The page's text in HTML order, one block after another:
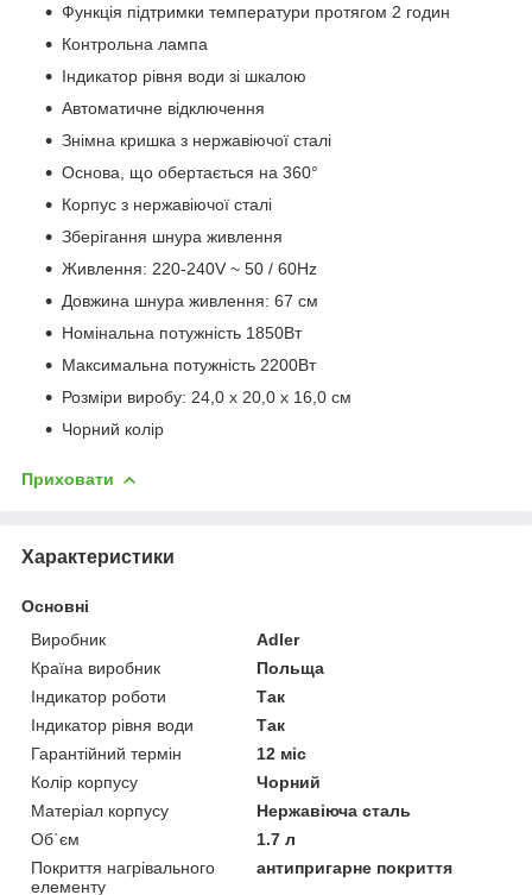
Функція підтримки температури протягом 2 годин
Контрольна лампа
Індикатор рівня води зі шкалою
Автоматичне відключення
Знімна кришка з нержавіючої сталі
Основа, що обертається на 360°
Корпус з нержавіючої сталі
Зберігання шнура живлення
Живлення: 220-240V ~ 50 / 60Hz
Довжина шнура живлення: 67 см
Номінальна потужність 1850Вт
Максимальна потужність 2200Вт
Розміри виробу: 24,0 х 20,0 х 16,0 см
Чорний колір
Приховати
Характеристики
Основні
Виробник
Adler
Країна виробник
Польща
Індикатор роботи
Так
Індикатор рівня води
Так
Гарантійний термін
12 міс
Колір корпусу
Чорний
Матеріал корпусу
Нержавіюча сталь
Об`єм
1.7 л
Покриття нагрівального
елементу
антипригарне покриття